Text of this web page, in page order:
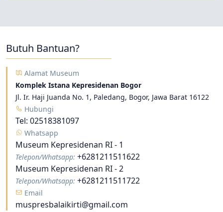
Butuh Bantuan?
Alamat Museum
Komplek Istana Kepresidenan Bogor
Jl. Ir. Haji Juanda No. 1, Paledang, Bogor, Jawa Barat 16122
Hubungi
Tel: 02518381097
Whatsapp
Museum Kepresidenan RI - 1
Telepon/Whatsapp: +6281211511622
Museum Kepresidenan RI - 2
Telepon/Whatsapp: +6281211511722
Email
muspresbalaikirti@gmail.com